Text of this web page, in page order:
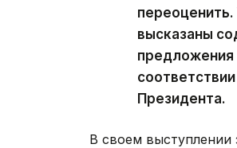
высказаны
предложения
Президента.
В своем выступлении